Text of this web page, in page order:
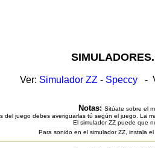
Ver: Simulador ZZ - Speccy -
Notas: Sitúate sobre el
del juego debes averiguarlas tú según el juego. La
El simulador ZZ puede que
Para sonido en el simulador ZZ, instala